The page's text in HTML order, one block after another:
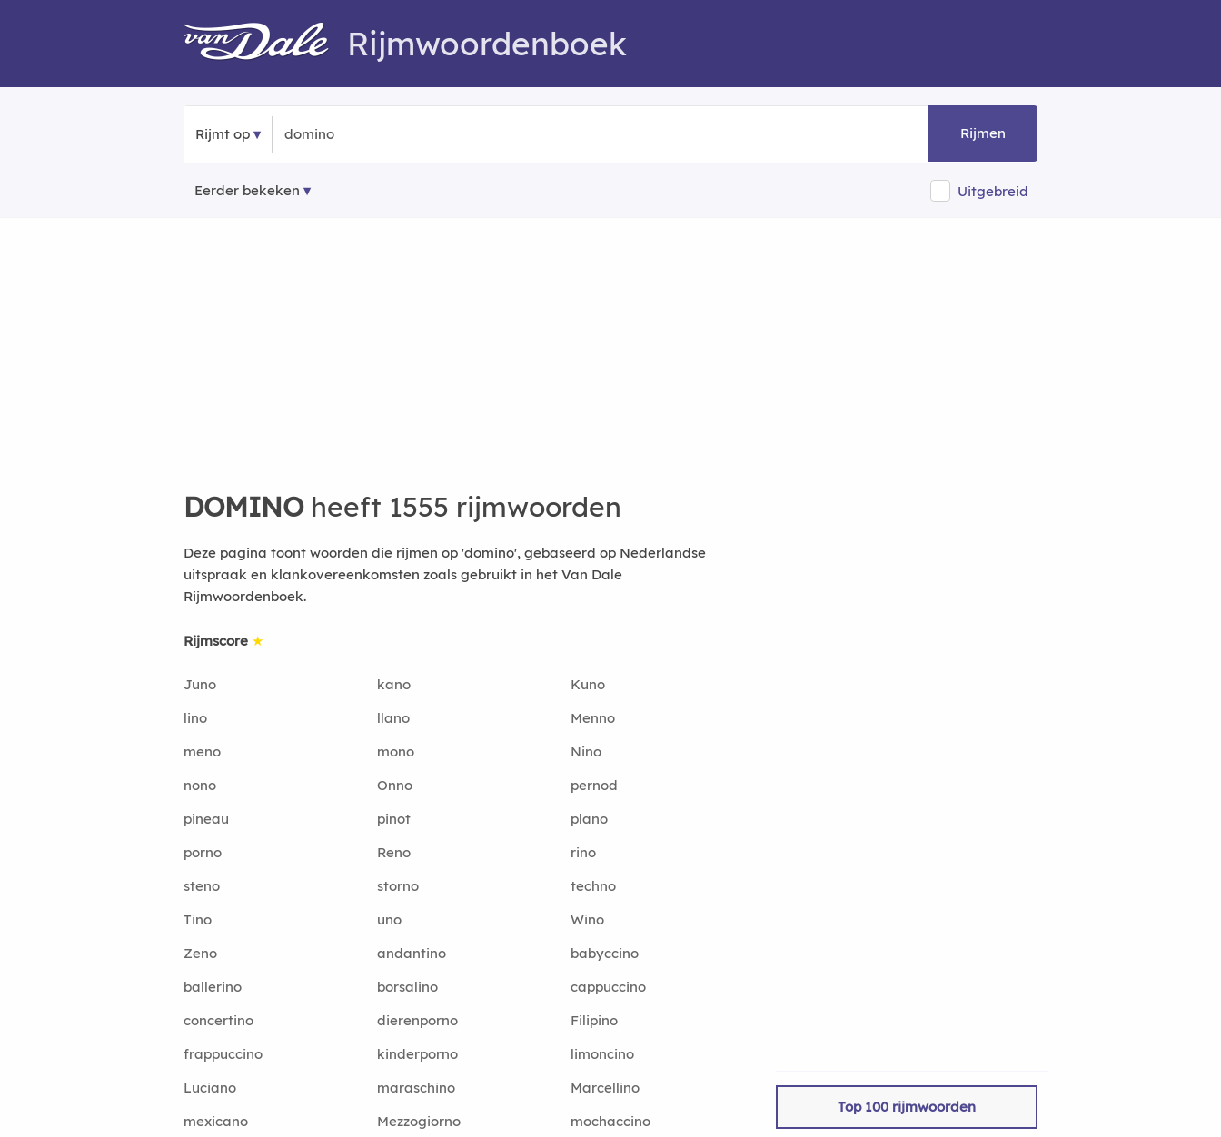
Rijmwoordenboek
Rijmt op Rijmen
Eerder bekeken Uitgebreid
DOMINOheeft 1555 rijmwoorden
Deze pagina toont woorden die rijmen op 'domino', gebaseerd op Nederlandse
uitspraak en klankovereenkomsten zoals gebruikt in het Van Dale
Rijmwoordenboek.
Rijmscore ★
Juno kano
Kuno
lino
llano
Menno
meno
mono
Nino
nono
Onno
pernod
pineau
pinot
plano
porno
Reno
rino
steno
storno
techno
Tino
uno
Wino
Zeno
andantino
babyccino
ballerino
borsalino
cappuccino
concertino
dierenporno
Filipino
frappuccino
kinderporno
limoncino
Luciano
maraschino
Marcellino
mexicano
Mezzogiorno
mochaccino
Top 100 rijmwoorden